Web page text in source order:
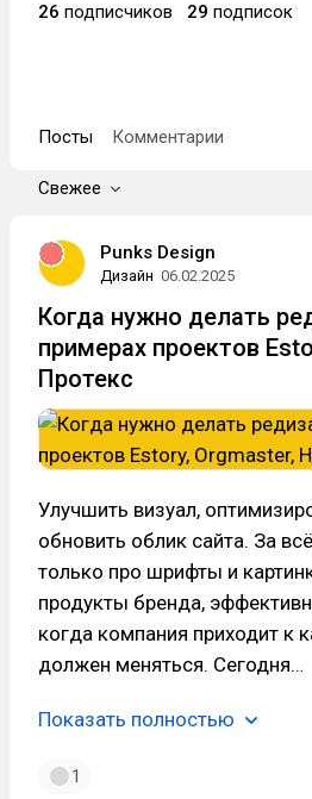
26 подписчиков 29 подписок
Посты Комментарии
Свежее
Punks Design
Дизайн 06.02.2025
Когда нужно делать
примерах проектов
Протекс
Улучшить визуал,
обновить облик сайта. За
только про шрифты и
продукты бренда,
когда компания приходит к
должен меняться. Сегодня…
Показать полностью
1